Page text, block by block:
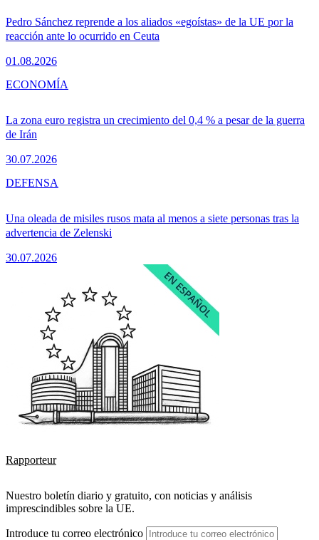
Pedro Sánchez reprende a los aliados «egoístas» de la UE por la
reacción ante lo ocurrido en Ceuta
01.08.2026
La zona euro registra un crecimiento del 0,4 % a pesar de la guerra
de Irán
30.07.2026
ECONOMÍA
Una oleada de misiles rusos mata al menos a siete personas tras la
advertencia de Zelenski
30.07.2026
DEFENSA
Rapporteur
Nuestro boletín diario y gratuito, con noticias y análisis
imprescindibles sobre la UE.
Introduce tu correo electrónico